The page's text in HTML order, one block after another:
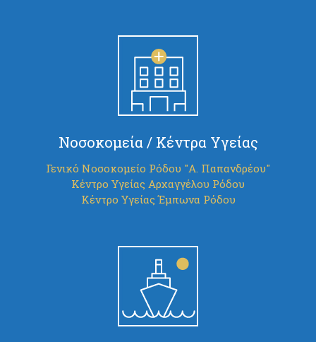
Νοσοκομεία / Κέντρα Υγείας
Γενικό Νοσοκομείο Ρόδου "Α. Παπανδρέου"
Κέντρο Υγείας Αρχαγγέλου Ρόδου
Κέντρο Υγείας Έμπωνα Ρόδου